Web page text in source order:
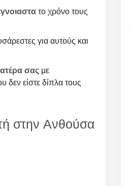
το χρόνο τους
για αυτούς και
σας με
είστε δίπλα τους
στην Ανθούσα